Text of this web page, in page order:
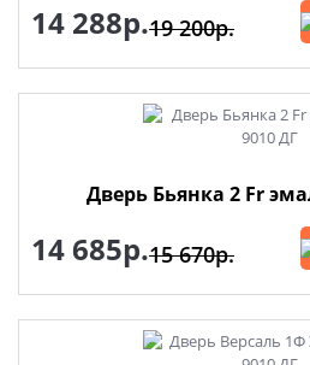
14 288р.19 200р.
Дверь Бьянка 2 Fr
14 685р.15 670р.